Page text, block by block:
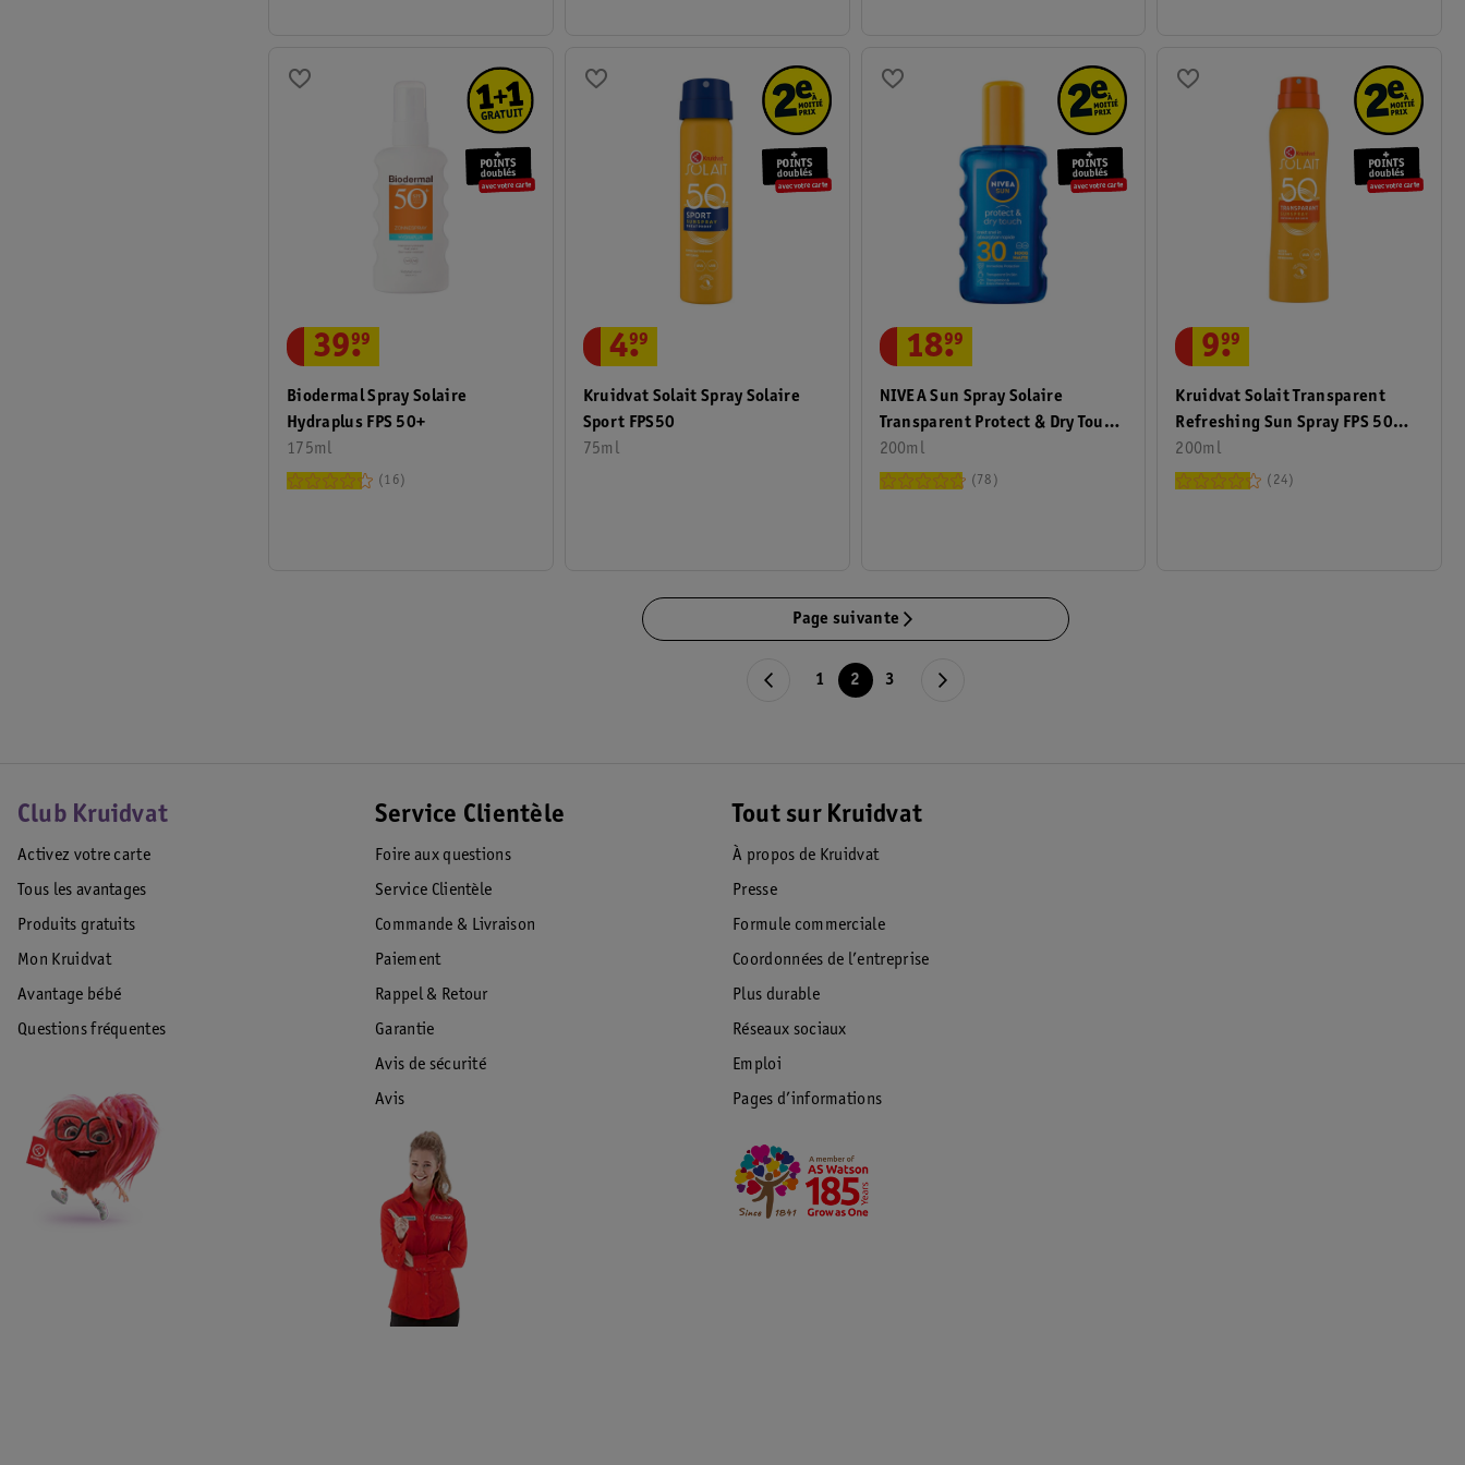
Biodermal Spray Solaire
Hydraplus FPS 50+
175ml
39.
99
16
Kruidvat Solait Spray Solaire
Sport FPS50
75ml
4.
99
NIVEA Sun Spray Solaire
Transparent Protect & Dry Touch
FPS30
200ml
18.
99
78
Kruidvat Solait Transparent
Refreshing Sun Spray FPS 50
High
200ml
9.
99
24
Page suivante
1 2 3
Club Kruidvat
Activez votre carte
Tous les avantages
Produits gratuits
Mon Kruidvat
Avantage bébé
Questions fréquentes
Service Clientèle
Foire aux questions
Service Clientèle
Commande & Livraison
Paiement
Rappel & Retour
Garantie
Avis de sécurité
Avis
Tout sur Kruidvat
À propos de Kruidvat
Presse
Formule commerciale
Coordonnées de l’entreprise
Plus durable
Réseaux sociaux
Emploi
Pages d’informations